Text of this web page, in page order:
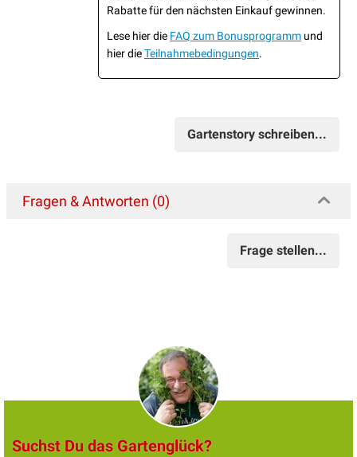
Rabatte für den nächsten Einkauf gewinnen.
Lese hier die FAQ zum Bonusprogramm und
hier dieTeilnahmebedingungen.
Gartenstory schreiben...
Fragen & Antworten (0)
Frage stellen...
Suchst Du das Gartenglück?